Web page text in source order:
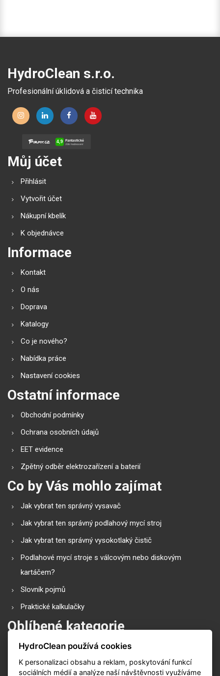
HydroClean s.r.o.
Profesionální úklidová a čisticí technika
Můj účet
Přihlásit
Vytvořit účet
Nákupní kbelík
K objednávce
Informace
Kontakt
O nás
Doprava
Katalogy
Co je nového?
Nabídka práce
Nastavení cookies
Ostatní informace
Obchodní podmínky
Ochrana osobních údajů
EET evidence
Zpětný odběr elektrozařízení a baterií
Co by Vás mohlo zajímat
Jak vybrat ten správný vysavač
Jak vybrat ten správný podlahový mycí stroj
Jak vybrat ten správný vysokotlaký čistič
Podlahové mycí stroje s válcovým nebo diskovým
kartáčem?
Slovník pojmů
Praktické kalkulačky
Oblíbené kategorie
Průmyslové vysavače
Vysokotlaké čističe
HydroClean používá cookies
K personalizaci obsahu a reklam, poskytování funkcí
sociálních médií a analýze naší návštěvnosti využíváme